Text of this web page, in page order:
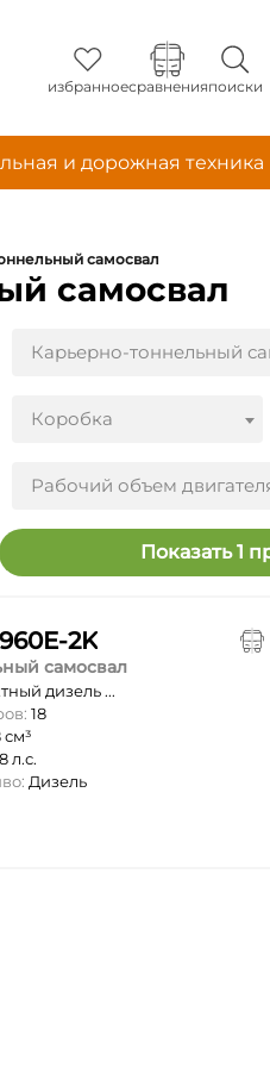
избранноесравненияпоиски
и дорожная техника
самосвал
самосвал
Карьерно-тоннельный
Коробка
Рабочий объем
Показать 1
2K
самосвал
дизель ...
18
см³
л.с.
Дизель